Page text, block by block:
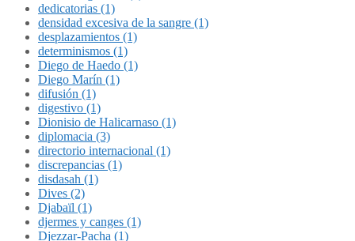
dedicatorias (1)
densidad excesiva de la sangre (1)
desplazamientos (1)
determinismos (1)
Diego de Haedo (1)
Diego Marín (1)
difusión (1)
digestivo (1)
Dionisio de Halicarnaso (1)
diplomacia (3)
directorio internacional (1)
discrepancias (1)
disdasah (1)
Dives (2)
Djabaïl (1)
djermes y canges (1)
Djezzar-Pacha (1)